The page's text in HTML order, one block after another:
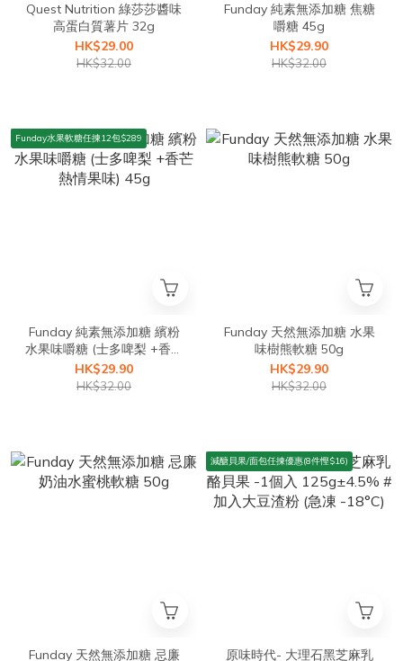
Quest Nutrition 綠莎莎醬味
高蛋白質薯片 32g
HK$29.00
HK$32.00
Funday 純素無添加糖 焦糖
嚼糖 45g
HK$29.90
HK$32.00
Funday水果軟糖任揀12包$289
Funday 純素無添加糖 繽粉
水果味嚼糖 (士多啤梨 +香芒
熱情果味) 45g
HK$29.90
HK$32.00
Funday 天然無添加糖 水果
味樹熊軟糖 50g
HK$29.90
HK$32.00
Funday 天然無添加糖 忌廉
減醣貝果/面包任揀優惠(8件慳$16)
原味時代- 大理石黑芝麻乳